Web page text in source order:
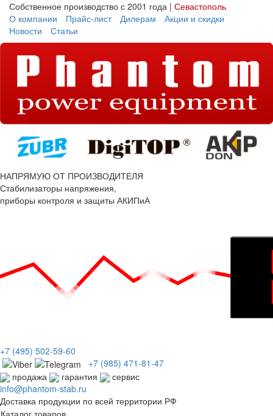
Собственное производство с 2001 года | Севастополь
О компании
Прайс-лист Дилерам
Акции и скидки
Новости
Статьи
НАПРЯМУЮ ОТ ПРОИЗВОДИТЕЛЯ
Стабилизаторы напряжения,
приборы контроля и защиты АКИПиА
+7 (495) 502-59-60
+7 (985) 471-81-47
продажа
гарантия
сервис
info@phantom-stab.ru
Доставка продукции по всей территории РФ